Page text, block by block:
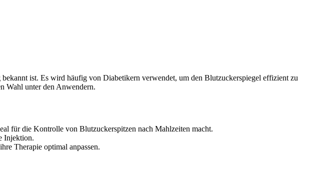
ist. Es wird häufig von Diabetikern verwendet, um den Blutzuckerspiegel effizient zu
Wahl unter den Anwendern.
für die Kontrolle von Blutzuckerspitzen nach Mahlzeiten macht.
Injektion.
Therapie optimal anpassen.